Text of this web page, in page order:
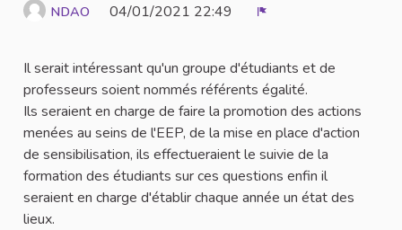
NDAO 04/01/2021 22:49
Il serait intéressant qu'un groupe d'étudiants et de
professeurs soient nommés référents égalité.
Ils seraient en charge de faire la promotion des actions
menées au seins de l'EEP, de la mise en place d'action
de sensibilisation, ils effectueraient le suivie de la
formation des étudiants sur ces questions enfin il
seraient en charge d'établir chaque année un état des
lieux.